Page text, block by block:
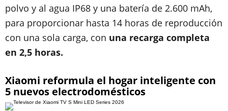
polvo y al agua IP68 y una batería de 2.600 mAh,
para proporcionar hasta 14 horas de reproducción
con una sola carga, con una recarga completa
en 2,5 horas.
Xiaomi reformula el hogar inteligente con
5 nuevos electrodomésticos